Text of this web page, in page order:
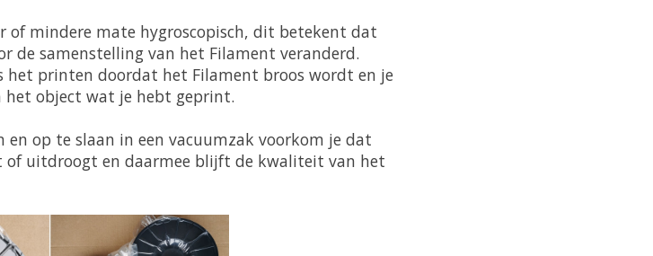
of mindere mate hygroscopisch, dit betekent dat
samenstelling van het Filament veranderd.
printen doordat het Filament broos wordt en je
het object wat je hebt geprint.
op te slaan in een vacuumzak voorkom je dat
uitdroogt en daarmee blijft de kwaliteit van het